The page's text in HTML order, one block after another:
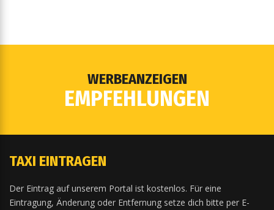
WERBEANZEIGEN
EMPFEHLUNGEN
TAXI EINTRAGEN
Der Eintrag auf unserem Portal ist kostenlos. Für eine
Eintragung, Änderung oder Entfernung setze dich bitte per E-